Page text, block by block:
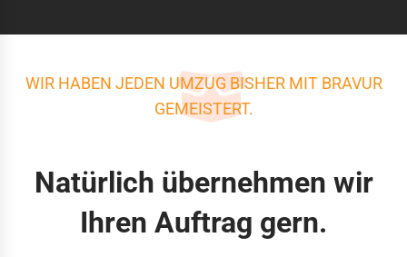
WIR HABEN JEDEN UMZUG BISHER MIT BRAVUR
GEMEISTERT.
Natürlich übernehmen wir
Ihren Auftrag gern.